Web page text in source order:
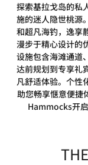
探索基拉戈岛的私
施的迷人隐世桃源
和超凡海钓，逸享
漫步于精心设计的
设施包含海滩通道
达前规划到专享礼
凡舒适体验。个性
助您畅享惬意便捷
Hammocks开